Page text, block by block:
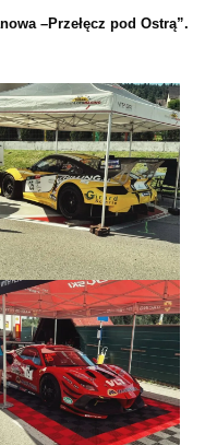
–Przełęcz pod Ostrą”.